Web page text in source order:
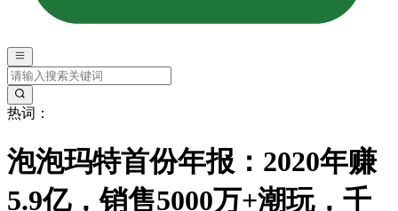
热词：
泡泡玛特首份年报：2020年赚
5.9亿，销售5000万+潮玩，千